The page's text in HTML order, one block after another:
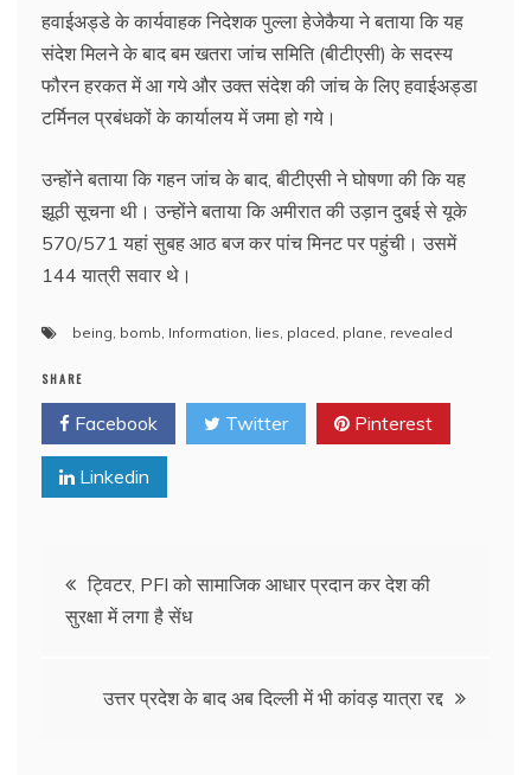
हवाईअड्डे के कार्यवाहक निदेशक पुल्ला हेजेकैया ने बताया कि यह
संदेश मिलने के बाद बम खतरा जांच समिति (बीटीएसी) के सदस्य
फौरन हरकत में आ गये और उक्त संदेश की जांच के लिए हवाईअड्डा
टर्मिनल प्रबंधकों के कार्यालय में जमा हो गये।
उन्होंने बताया कि गहन जांच के बाद, बीटीएसी ने घोषणा की कि यह
झूठी सूचना थी। उन्होंने बताया कि अमीरात की उड़ान दुबई से यूके
570/571 यहां सुबह आठ बज कर पांच मिनट पर पहुंची। उसमें
144 यात्री सवार थे।
being, bomb, Information, lies, placed, plane, revealed
SHARE
Facebook Twitter Pinterest
Linkedin
Post
navigation
ट्विटर, PFI को सामाजिक आधार प्रदान कर देश की
सुरक्षा में लगा है सेंध
उत्तर प्रदेश के बाद अब दिल्ली में भी कांवड़ यात्रा रद्द